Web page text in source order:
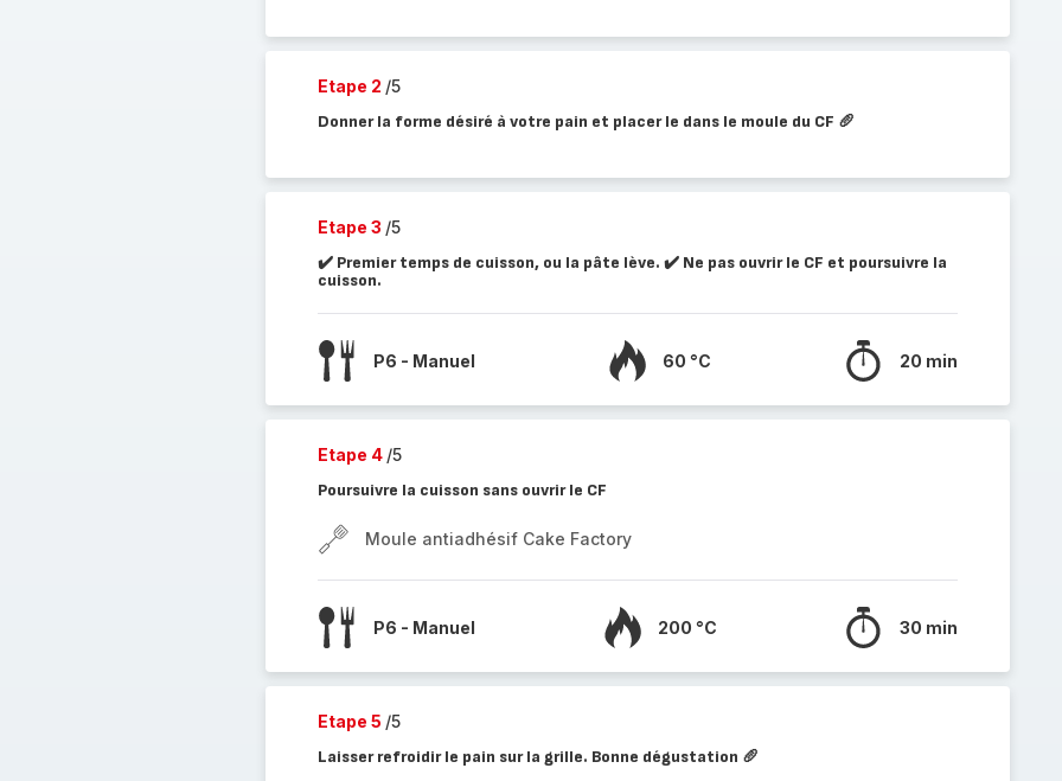
Etape 2 /5
Donner la forme désiré à votre pain et placer le dans le moule du CF 🥖
Etape 3 /5
✔️ Premier temps de cuisson, ou la pâte lève. ✔️ Ne pas ouvrir le CF et poursuivre la
cuisson.
P6 - Manuel 60 °C 20 min
Etape 4 /5
Poursuivre la cuisson sans ouvrir le CF
Moule antiadhésif Cake Factory
P6 - Manuel 200 °C 30 min
Etape 5 /5
Laisser refroidir le pain sur la grille. Bonne dégustation 🥖